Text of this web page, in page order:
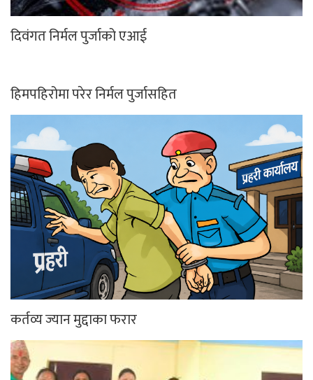
दिवंगत निर्मल पुर्जाको एआई
हिमपहिरोमा परेर निर्मल पुर्जासहित
कर्तव्य ज्यान मुद्दाका फरार